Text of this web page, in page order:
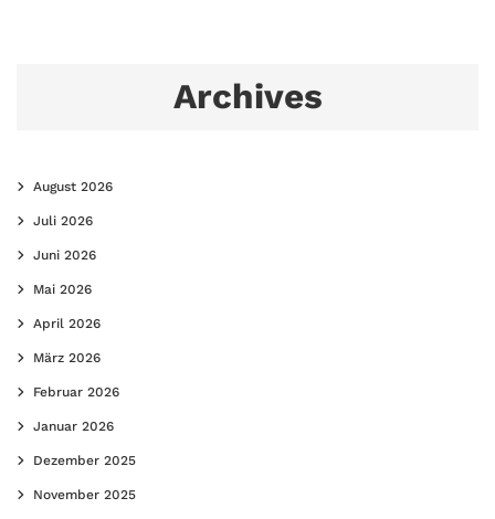
Archives
August 2026
Juli 2026
Juni 2026
Mai 2026
April 2026
März 2026
Februar 2026
Januar 2026
Dezember 2025
November 2025